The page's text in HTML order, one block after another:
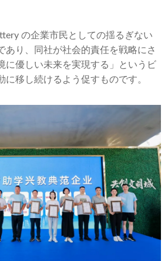
の企業市民としての揺るぎない
あり、同社が社会的責任を戦略にさ
に優しい未来を実現する」というビ
に移し続けるよう促すものです。